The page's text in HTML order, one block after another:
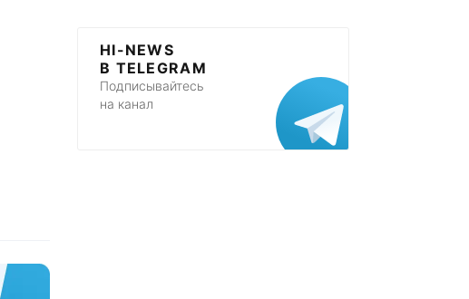
HI-NEWS
В TELEGRAM
Подписывайтесь
на канал